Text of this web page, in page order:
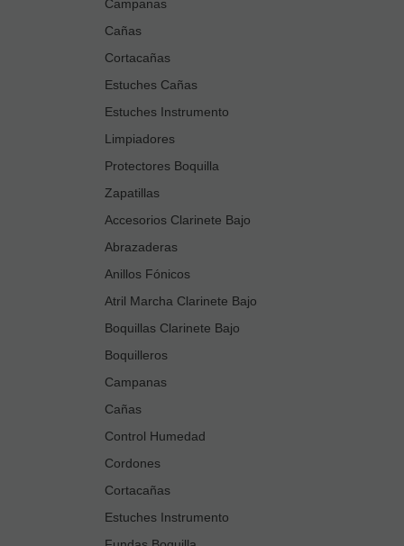
Campanas
Cañas
Cortacañas
Estuches Cañas
Estuches Instrumento
Limpiadores
Protectores Boquilla
Zapatillas
Accesorios Clarinete Bajo
Abrazaderas
Anillos Fónicos
Atril Marcha Clarinete Bajo
Boquillas Clarinete Bajo
Boquilleros
Campanas
Cañas
Control Humedad
Cordones
Cortacañas
Estuches Instrumento